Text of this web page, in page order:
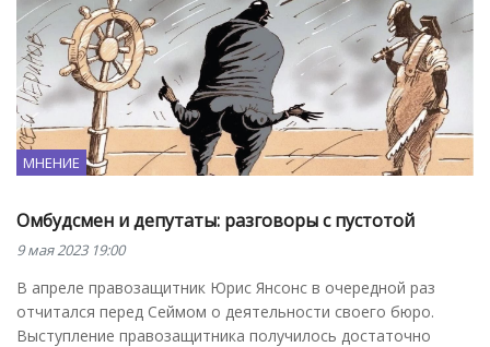
МНЕНИЕ
Омбудсмен и депутаты: разговоры с пустотой
9 мая 2023 19:00
В апреле правозащитник Юрис Янсонс в очередной раз
отчитался перед Сеймом о деятельности своего бюро.
Выступление правозащитника получилось достаточно